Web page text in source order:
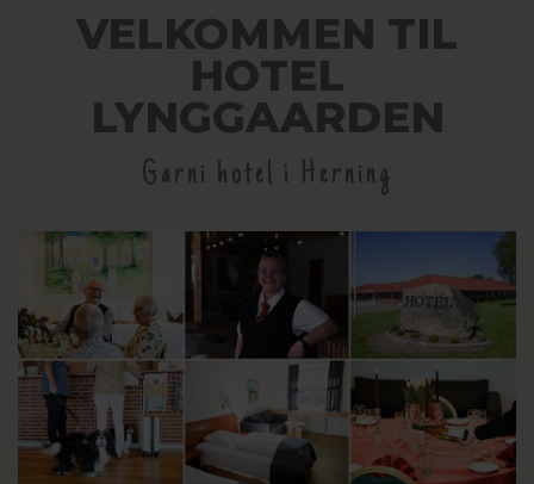
VELKOMMEN TIL
HOTEL
LYNGGAARDEN
Garni hotel i Herning